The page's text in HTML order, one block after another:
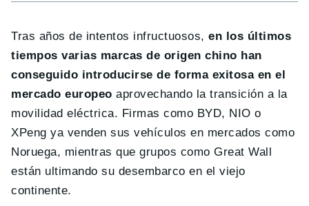
Tras años de intentos infructuosos,en los últimos
tiempos varias marcas de origen chino han
conseguido introducirse de forma exitosa en el
mercado europeo aprovechando la transición a la
movilidad eléctrica. Firmas como BYD, NIO o
XPeng ya venden sus vehículos en mercados como
Noruega, mientras que grupos como Great Wall
están ultimando su desembarco en el viejo
continente.